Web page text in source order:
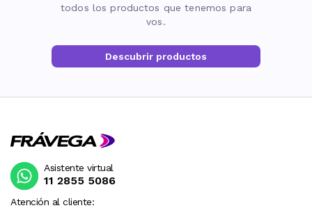
todos los productos que tenemos para
vos.
Descubrir productos
Atención al cliente:
Asistente virtual
11 2855 5086